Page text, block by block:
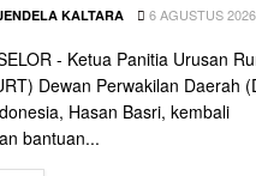
KALTARA 6 AGUSTUS 2026
- Ketua Panitia Urusan
Dewan Perwakilan Daerah
Hasan Basri, kembali
bantuan...